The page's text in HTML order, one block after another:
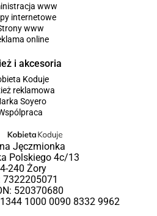
www
internetowe
www
online
i akcesoria
Koduje
reklamowa
Soyero
Jęczmionka
Polskiego 4c/13
240 Żory
7322205071
520370680
1000 0090 8332 9962